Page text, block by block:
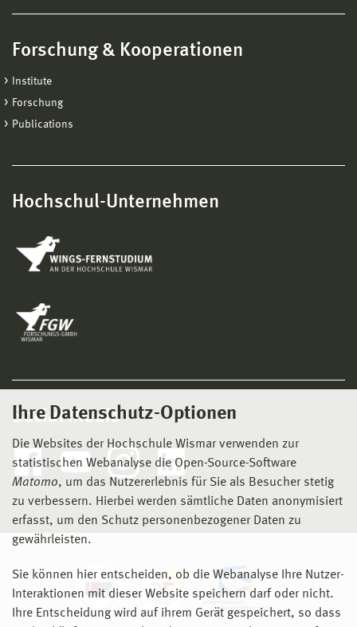
Ihre Datenschutz-Optionen
Die Websites der Hochschule Wismar verwenden zur
statistischen Webanalyse die Open-Source-Software
Matomo, um das Nutzererlebnis für Sie als Besucher stetig
zu verbessern. Hierbei werden sämtliche Daten anonymisiert
erfasst, um den Schutz personenbezogener Daten zu
gewährleisten.
Sie können hier entscheiden, ob die Webanalyse Ihre Nutzer-
Interaktionen mit dieser Website speichern darf oder nicht.
Ihre Entscheidung wird auf ihrem Gerät gespeichert, so dass
Forschung & Kooperationen
Institute
Forschung
Publications
Hochschul-Unternehmen
Social Media